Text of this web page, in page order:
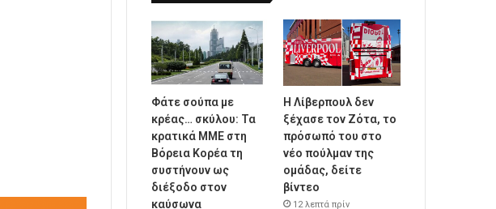
Φάτε σούπα με
κρέας… σκύλου: Τα
κρατικά ΜΜΕ στη
Βόρεια Κορέα τη
συστήνουν ως
διέξοδο στον
καύσωνα
Η Λίβερπουλ δεν
ξέχασε τον Ζότα, το
πρόσωπό του στο
νέο πούλμαν της
ομάδας, δείτε
βίντεο
12 λεπτά πρίν